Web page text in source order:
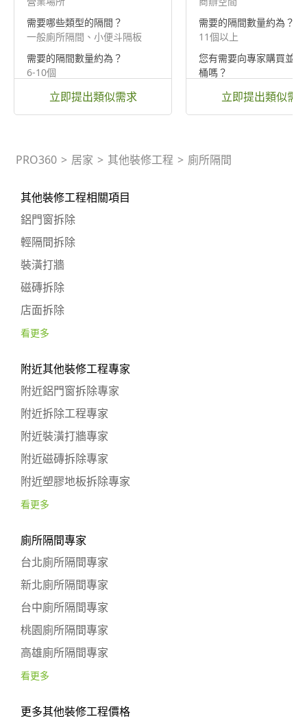
需要哪些類型的隔間？
一般廁所隔間、小便斗隔板
需要的隔間數量約為？
6-10個
立即提出類似需求
需要的隔間數量約為？
11個以上
您有需要向專家購買並安
桶嗎？
立即提出類似需
PRO360 > 居家 > 其他裝修工程 > 廁所隔間
其他裝修工程相關項目
鋁門窗拆除
輕隔間拆除
裝潢打牆
磁磚拆除
店面拆除
看更多
附近其他裝修工程專家
附近鋁門窗拆除專家
附近拆除工程專家
附近裝潢打牆專家
附近磁磚拆除專家
附近塑膠地板拆除專家
看更多
廁所隔間專家
台北廁所隔間專家
新北廁所隔間專家
台中廁所隔間專家
桃園廁所隔間專家
高雄廁所隔間專家
看更多
更多其他裝修工程價格